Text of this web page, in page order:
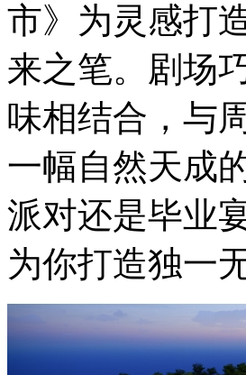
市》为灵感打
来之笔。剧场
味相结合，与
一幅自然天成
派对还是毕业
为你打造独一